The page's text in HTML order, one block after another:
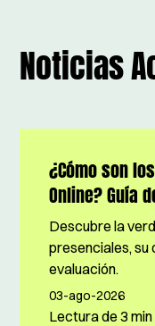
Noticias
¿Cómo son
Online? Guía
Descubre la
presenciales, su
evaluación.
03-ago-2026
Lectura de3 min